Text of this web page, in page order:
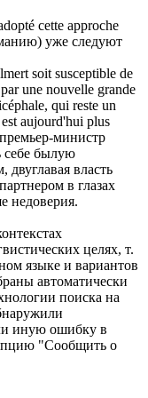
cette approche
уже следуют
soit susceptible de
une nouvelle grande
, qui reste un
aujourd'hui plus
министр
себе былую
двуглавая власть
в глазах
недоверия.
целях, т.
языке и вариантов
автоматически
поиска на
иную ошибку в
"Сообщить о